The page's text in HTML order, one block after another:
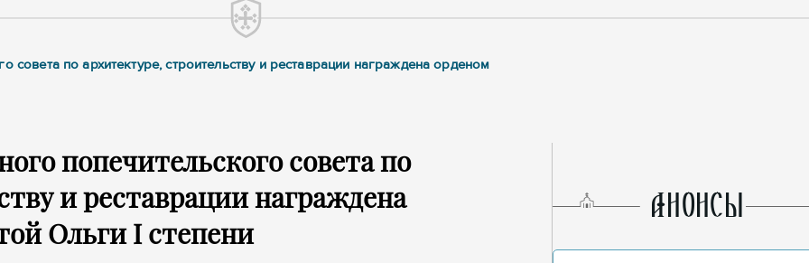
совета по архитектуре, строительству и реставрации награждена орденом
попечительского совета по
и реставрации награждена
Ольги I степени
AНОНСЫ